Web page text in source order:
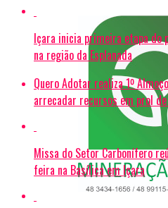
Içara inicia primeira etapa do
na região da Esplanada
Quero Adotar realiza 1º
arrecadar recursos em prol
Missa do Setor Carbonífero
feira na Basílica em Içara